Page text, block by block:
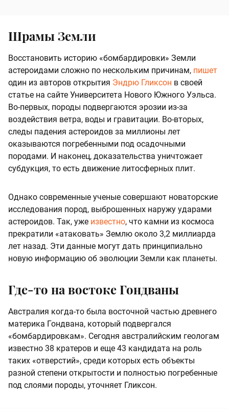
Шрамы Земли
Восстановить историю «бомбардировки» Земли
астероидами сложно по нескольким причинам, пишет
один из авторов открытия Эндрю Гликсон в своей
статье на сайте Университета Нового Южного Уэльса.
Во-первых, породы подвергаются эрозии из-за
воздействия ветра, воды и гравитации. Во-вторых,
следы падения астероидов за миллионы лет
оказываются погребенными под осадочными
породами. И наконец, доказательства уничтожает
субдукция, то есть движение литосферных плит.
Однако современные ученые совершают новаторские
исследования пород, выброшенных наружу ударами
астероидов. Так, уже известно, что камни из космоса
прекратили «атаковать» Землю около 3,2 миллиарда
лет назад. Эти данные могут дать принципиально
новую информацию об эволюции Земли как планеты.
Где-то на востоке Гондваны
Австралия когда-то была восточной частью древнего
материка Гондвана, который подвергался
«бомбардировкам». Сегодня австралийским геологам
известно 38 кратеров и еще 43 кандидата на роль
таких «отверстий», среди которых есть объекты
разной степени открытости и полностью погребенные
под слоями породы, уточняет Гликсон.